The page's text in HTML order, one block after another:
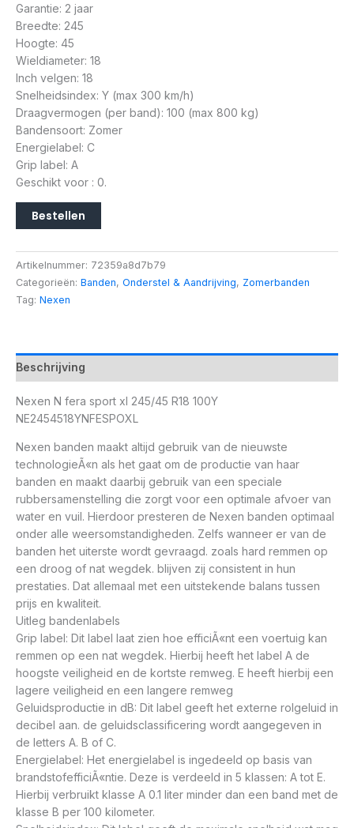
Garantie: 2 jaar
Breedte: 245
Hoogte: 45
Wieldiameter: 18
Inch velgen: 18
Snelheidsindex: Y (max 300 km/h)
Draagvermogen (per band): 100 (max 800 kg)
Bandensoort: Zomer
Energielabel: C
Grip label: A
Geschikt voor : 0.
Bestellen
Artikelnummer: 72359a8d7b79
Categorieën: Banden, Onderstel & Aandrijving, Zomerbanden
Tag: Nexen
Beschrijving
Nexen N fera sport xl 245/45 R18 100Y
NE2454518YNFESPOXL
Nexen banden maakt altijd gebruik van de nieuwste
technologieÃ«n als het gaat om de productie van haar
banden en maakt daarbij gebruik van een speciale
rubbersamenstelling die zorgt voor een optimale afvoer van
water en vuil. Hierdoor presteren de Nexen banden optimaal
onder alle weersomstandigheden. Zelfs wanneer er van de
banden het uiterste wordt gevraagd. zoals hard remmen op
een droog of nat wegdek. blijven zij consistent in hun
prestaties. Dat allemaal met een uitstekende balans tussen
prijs en kwaliteit.
Uitleg bandenlabels
Grip label: Dit label laat zien hoe efficiÃ«nt een voertuig kan
remmen op een nat wegdek. Hierbij heeft het label A de
hoogste veiligheid en de kortste remweg. E heeft hierbij een
lagere veiligheid en een langere remweg
Geluidsproductie in dB: Dit label geeft het externe rolgeluid in
decibel aan. de geluidsclassificering wordt aangegeven in
de letters A. B of C.
Energielabel: Het energielabel is ingedeeld op basis van
brandstofefficiÃ«ntie. Deze is verdeeld in 5 klassen: A tot E.
Hierbij verbruikt klasse A 0.1 liter minder dan een band met de
klasse B per 100 kilometer.